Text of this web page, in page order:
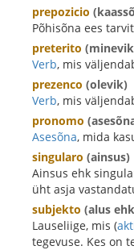
prepozicio
Põhisõna ees
preterito
Verb, mis
prezenco (olevik)
Verb, mis
pronomo
Asesõna, mida
singularo (ainsus)
Ainsus ehk
üht asja
subjekto (alus
Lauseliige, mis (
tegevuse. Kes on